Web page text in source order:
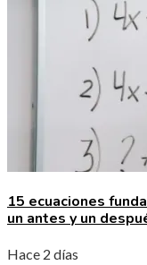
15 ecuaciones
un antes y un
Hace 2 días